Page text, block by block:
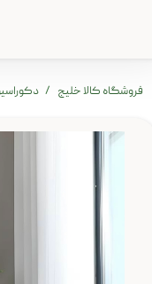
فروشگاه کالا خلیج